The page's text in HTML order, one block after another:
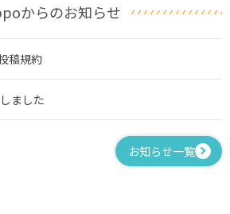
からのお知らせ
稿規約
ました
お知らせ一覧